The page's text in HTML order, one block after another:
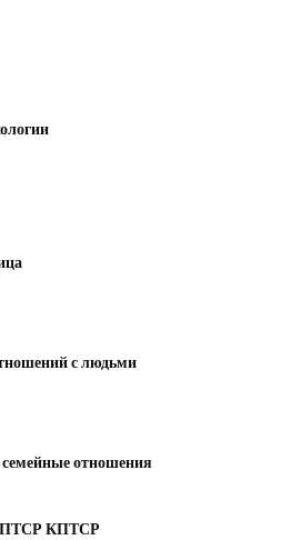
с людьми
отношения
ПТСР КПТСР